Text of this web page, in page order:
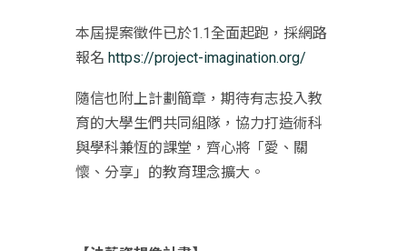
本屆提案徵件已於1.1全面起跑，採網路
報名 https://project-imagination.org/
隨信也附上計劃簡章，期待有志投入教
育的大學生們共同組隊， 協力打造術科
與學科兼恆的課堂，齊心將「愛、關
懷、分享」 的教育理念擴大。